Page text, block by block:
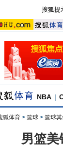
搜狐提
NBA |
狐体育 > 篮球 > 篮球
男篮美